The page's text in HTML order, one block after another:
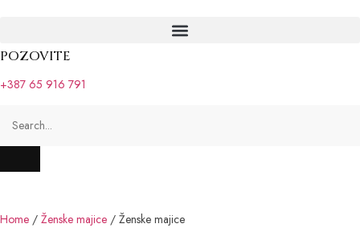
POZOVITE
+387 65 916 791
Home / Ženske majice / Ženske majice